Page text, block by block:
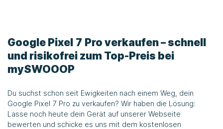
Google Pixel 7 Pro verkaufen – schnell
und risikofrei zum Top-Preis bei
mySWOOOP
Du suchst schon seit Ewigkeiten nach einem Weg, dein
Google Pixel 7 Pro zu verkaufen? Wir haben die Lösung:
Lasse noch heute dein Gerät auf unserer Webseite
bewerten und schicke es uns mit dem kostenlosen